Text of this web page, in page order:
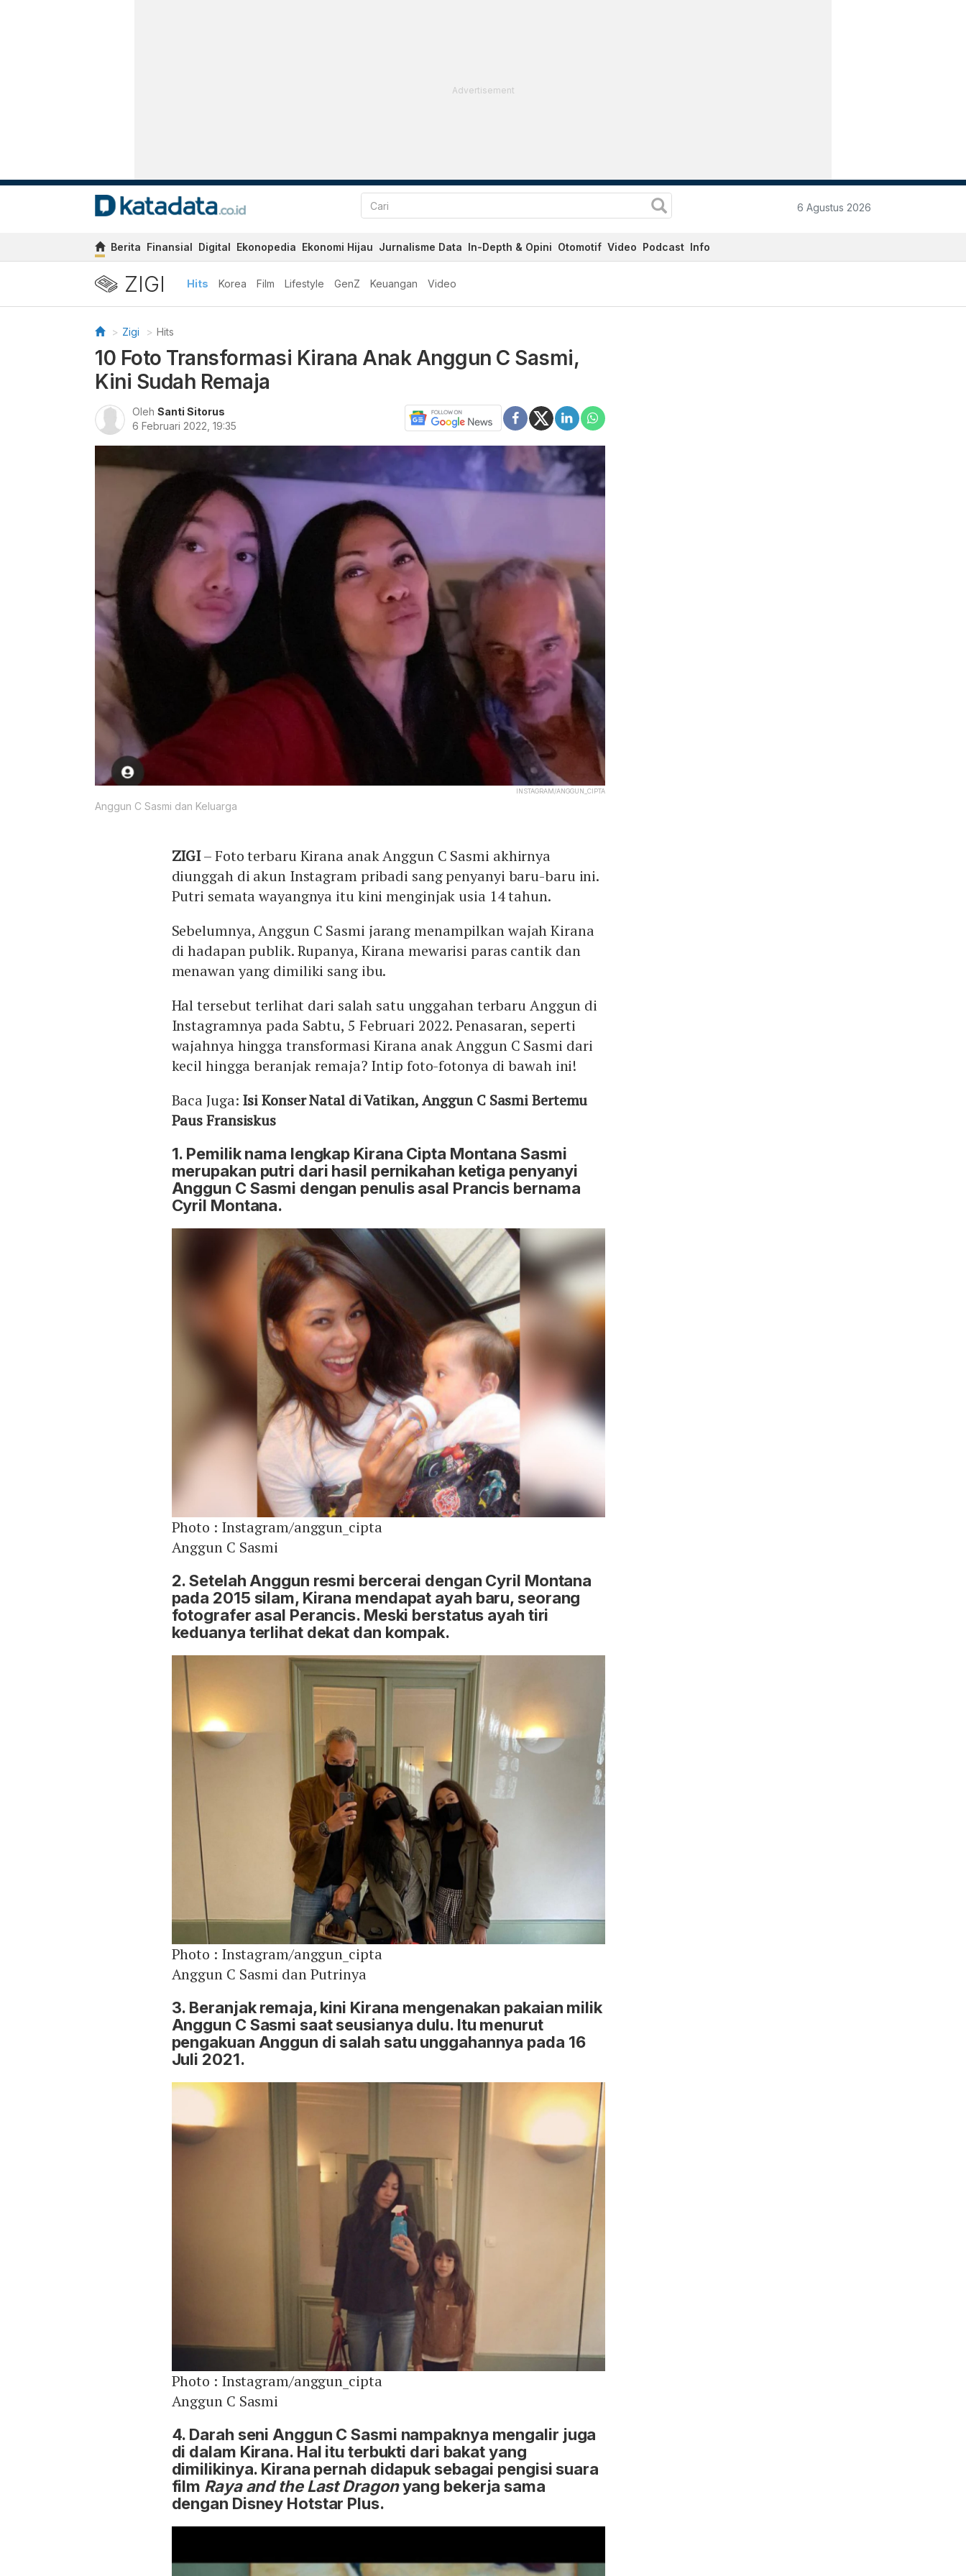
Advertisement
6 Agustus 2026
Berita Finansial Digital Ekonopedia Ekonomi Hijau Jurnalisme Data In-Depth & Opini Otomotif Video Podcast Info
ZIGI Hits Korea Film Lifestyle GenZ Keuangan Video
Zigi Hits
10 Foto Transformasi Kirana Anak Anggun C Sasmi,
Kini Sudah Remaja
Oleh Santi Sitorus
6 Februari 2022, 19:35
INSTAGRAM/ANGGUN_CIPTA
Anggun C Sasmi dan Keluarga
ZIGI– Foto terbaru Kirana anak Anggun C Sasmi akhirnya
diunggah di akun Instagram pribadi sang penyanyi baru-baru ini.
Putri semata wayangnya itu kini menginjak usia 14 tahun.
Sebelumnya, Anggun C Sasmi jarang menampilkan wajah Kirana
di hadapan publik. Rupanya, Kirana mewarisi paras cantik dan
menawan yang dimiliki sang ibu.
Hal tersebut terlihat dari salah satu unggahan terbaru Anggun di
Instagramnya pada Sabtu, 5 Februari 2022. Penasaran, seperti
wajahnya hingga transformasi Kirana anak Anggun C Sasmi dari
kecil hingga beranjak remaja? Intip foto-fotonya di bawah ini!
Baca Juga: Isi Konser Natal di Vatikan, Anggun C Sasmi Bertemu
Paus Fransiskus
1. Pemilik nama lengkap Kirana Cipta Montana Sasmi
merupakan putri dari hasil pernikahan ketiga penyanyi
Anggun C Sasmi dengan penulis asal Prancis bernama
Cyril Montana.
Photo : Instagram/anggun_cipta
Anggun C Sasmi
2. Setelah Anggun resmi bercerai dengan Cyril Montana
pada 2015 silam, Kirana mendapat ayah baru, seorang
fotografer asal Perancis. Meski berstatus ayah tiri
keduanya terlihat dekat dan kompak.
Photo : Instagram/anggun_cipta
Anggun C Sasmi dan Putrinya
3. Beranjak remaja, kini Kirana mengenakan pakaian milik
Anggun C Sasmi saat seusianya dulu. Itu menurut
pengakuan Anggun di salah satu unggahannya pada 16
Juli 2021.
Photo : Instagram/anggun_cipta
Anggun C Sasmi
4. Darah seni Anggun C Sasmi nampaknya mengalir juga
di dalam Kirana. Hal itu terbukti dari bakat yang
dimilikinya. Kirana pernah didapuk sebagai pengisi suara
film Raya and the Last Dragonyang bekerja sama
dengan Disney Hotstar Plus.